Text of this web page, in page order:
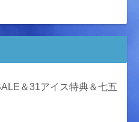
＆31アイス特典＆七五